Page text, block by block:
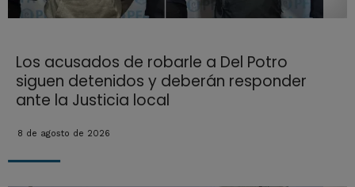
Los acusados de robarle a Del Potro
siguen detenidos y deberán responder
ante la Justicia local
8 de agosto de 2026